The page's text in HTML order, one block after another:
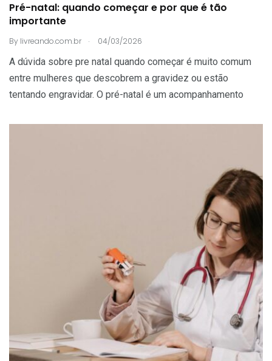
Pré-natal: quando começar e por que é tão
importante
By livreando.com.br . 04/03/2026
A dúvida sobre pre natal quando começar é muito comum
entre mulheres que descobrem a gravidez ou estão
tentando engravidar. O pré-natal é um acompanhamento